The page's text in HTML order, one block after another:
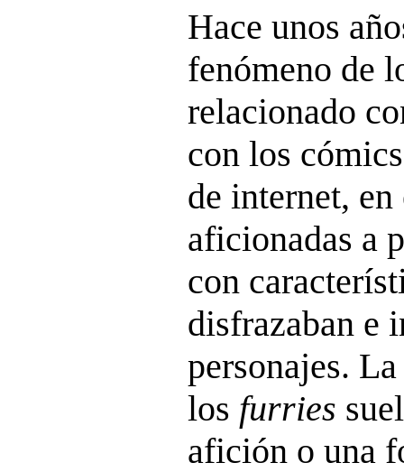
Hace unos
fenómeno de
relacionado
con los
de internet, en
aficionadas a
con
disfrazaban e
personajes.
los furries
afición o una